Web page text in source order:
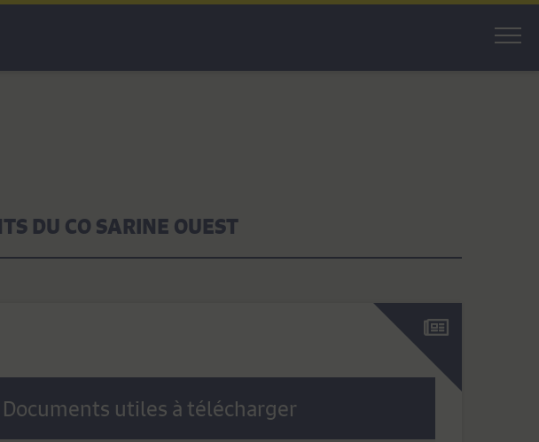
DU CO SARINE OUEST
Documents utiles à télécharger